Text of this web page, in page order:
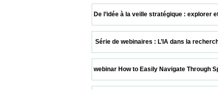
De l’idée à la veille stratégique :
Série de webinaires : L’IA dans la
webinar How to Easily Navigate